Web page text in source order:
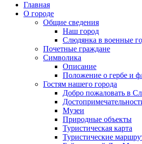
Главная
О городе
Общие сведения
Наш город
Слюдянка в военные
Почетные граждане
Символика
Описание
Положение о гербе и
Гостям нашего города
Добро пожаловать в
Музеи
Природные объекты
Туристическая карта
Туристические